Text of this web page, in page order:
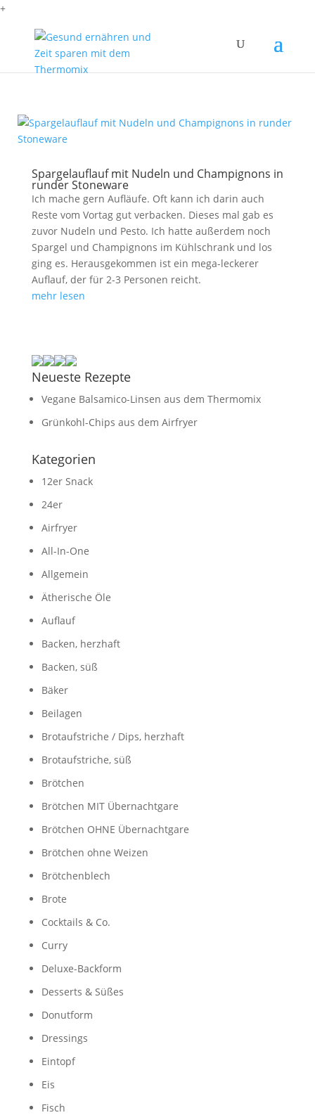
+
Spargelauflauf mit Nudeln und Champignons in
runder Stoneware
Ich mache gern Aufläufe. Oft kann ich darin auch
Reste vom Vortag gut verbacken. Dieses mal gab es
zuvor Nudeln und Pesto. Ich hatte außerdem noch
Spargel und Champignons im Kühlschrank und los
ging es. Herausgekommen ist ein mega-leckerer
Auflauf, der für 2-3 Personen reicht.
mehr lesen
Neueste Rezepte
Vegane Balsamico-Linsen aus dem Thermomix
Grünkohl-Chips aus dem Airfryer
Kategorien
12er Snack
24er
Airfryer
All-In-One
Allgemein
Ätherische Öle
Auflauf
Backen, herzhaft
Backen, süß
Bäker
Beilagen
Brotaufstriche / Dips, herzhaft
Brotaufstriche, süß
Brötchen
Brötchen MIT Übernachtgare
Brötchen OHNE Übernachtgare
Brötchen ohne Weizen
Brötchenblech
Brote
Cocktails & Co.
Curry
Deluxe-Backform
Desserts & Süßes
Donutform
Dressings
Eintopf
Eis
Fisch